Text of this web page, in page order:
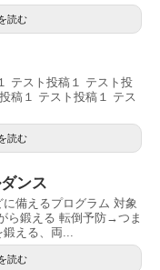
読む
テスト投稿１ テスト投
稿１ テスト投稿１ テス
読む
ンス
備えるプログラム 対象
ら鍛える 転倒予防→つま
鍛える、両...
読む